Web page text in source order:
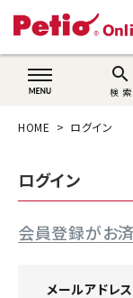
search
検 索
うさぎ用品
ブランド別
目的別に探す
HOME ログイン
ログイン
会員登録がお
メールアドレス